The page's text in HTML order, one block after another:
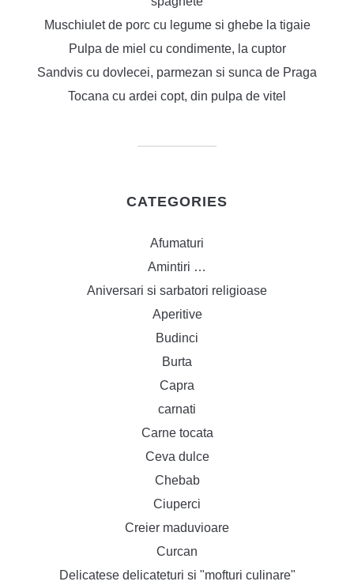
Muschiulet de porc cu legume si ghebe la tigaie
Pulpa de miel cu condimente, la cuptor
Sandvis cu dovlecei, parmezan si sunca de Praga
Tocana cu ardei copt, din pulpa de vitel
CATEGORIES
Afumaturi
Amintiri …
Aniversari si sarbatori religioase
Aperitive
Budinci
Burta
Capra
carnati
Carne tocata
Ceva dulce
Chebab
Ciuperci
Creier maduvioare
Curcan
Delicatese delicateturi si "mofturi culinare"